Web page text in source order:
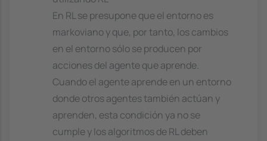
En RL se presupone que el entorno es
markoviano y que, por tanto, los cambios
en el entorno sólo se producen por
acciones del agente que aprende.
Cuando el agente aprende en un entorno
donde otros agentes también actúan y
aprenden, esta condición ya no se
cumple y los algoritmos de RL deben